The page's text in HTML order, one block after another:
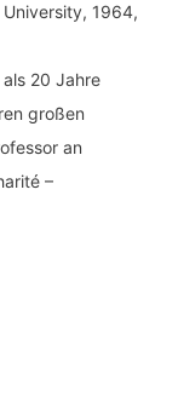
1964,
20 Jahre
großen
an
–